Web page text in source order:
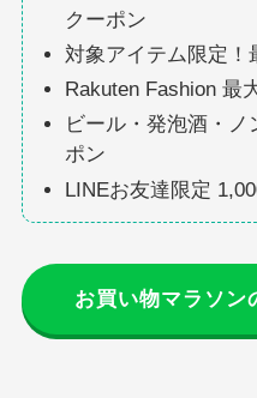
クーポン
対象アイテム限定！
Rakuten Fashion 最
ビール・発泡酒・
ポン
LINEお友達限定
お買い物マラソン